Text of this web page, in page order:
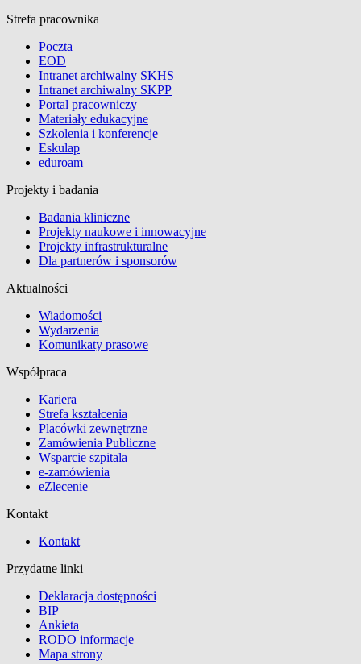
Strefa pracownika
Poczta
EOD
Intranet archiwalny SKHS
Intranet archiwalny SKPP
Portal pracowniczy
Materiały edukacyjne
Szkolenia i konferencje
Eskulap
eduroam
Projekty i badania
Badania kliniczne
Projekty naukowe i innowacyjne
Projekty infrastrukturalne
Dla partnerów i sponsorów
Aktualności
Wiadomości
Wydarzenia
Komunikaty prasowe
Współpraca
Kariera
Strefa kształcenia
Placówki zewnętrzne
Zamówienia Publiczne
Wsparcie szpitala
e-zamówienia
eZlecenie
Kontakt
Kontakt
Przydatne linki
Deklaracja dostępności
BIP
Ankieta
RODO informacje
Mapa strony